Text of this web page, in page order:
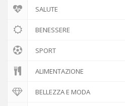
SALUTE
BENESSERE
SPORT
ALIMENTAZIONE
BELLEZZA E MODA